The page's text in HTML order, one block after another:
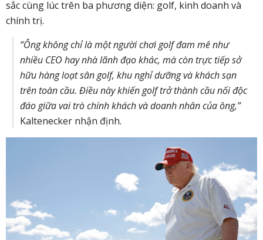
sắc cùng lúc trên ba phương diện: golf, kinh doanh và
chính trị.
“Ông không chỉ là một người chơi golf đam mê như
nhiều CEO hay nhà lãnh đạo khác, mà còn trực tiếp sở
hữu hàng loạt sân golf, khu nghỉ dưỡng và khách sạn
trên toàn cầu. Điều này khiến golf trở thành cầu nối độc
đáo giữa vai trò chính khách và doanh nhân của ông,”
Kaltenecker nhận định.